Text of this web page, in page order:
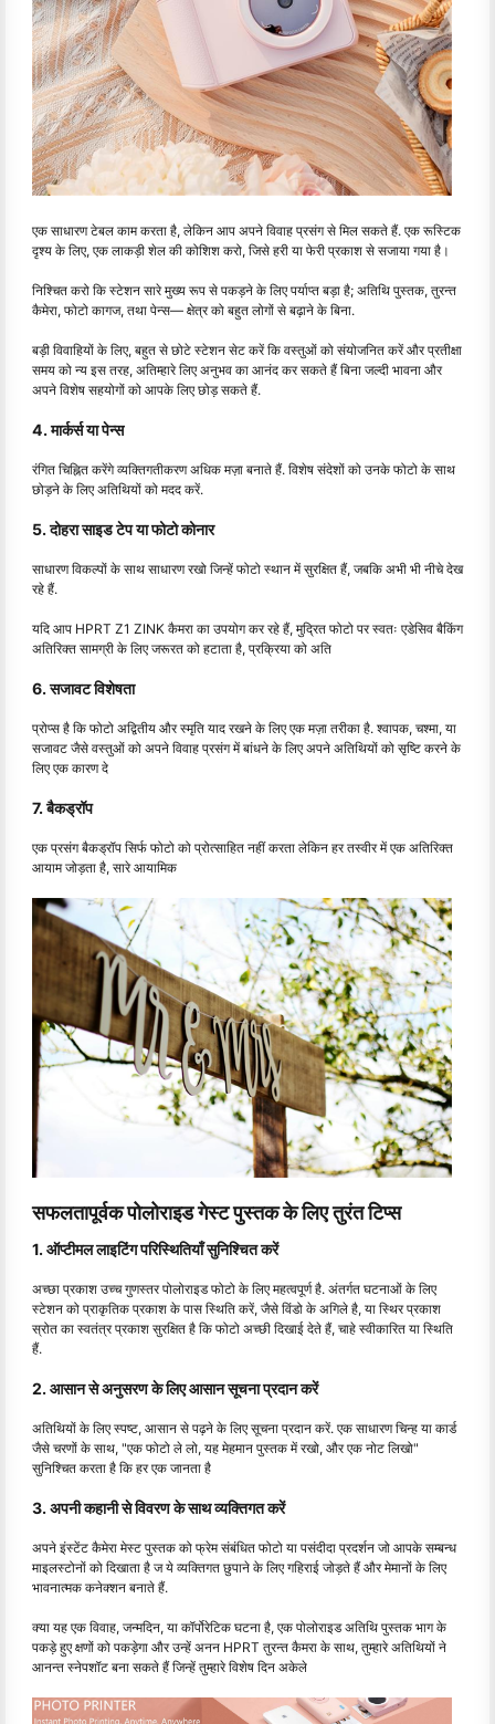
एक साधारण टेबल काम करता है, लेकिन आप अपने विवाह प्रसंग से मिल सकते हैं. एक रूस्टिक
दृश्य के लिए, एक लाकड़ी शेल की कोशिश करो, जिसे हरी या फेरी प्रकाश से सजाया गया है।
निश्चित करो कि स्टेशन सारे मुख्य रूप से पकड़ने के लिए पर्याप्त बड़ा है; अतिथि पुस्तक, तुरन्त
कैमेरा, फोटो कागज, तथा पेन्स— क्षेत्र को बहुत लोगों से बढ़ाने के बिना.
बड़ी विवाहियों के लिए, बहुत से छोटे स्टेशन सेट करें कि वस्तुओं को संयोजनित करें और प्रतीक्षा
समय को न्य इस तरह, अतिम्हारे लिए अनुभव का आनंद कर सकते हैं बिना जल्दी भावना और
अपने विशेष सहयोगों को आपके लिए छोड़ सकते हैं.
4. मार्कर्स या पेन्स
रंगित चिह्नित करेंगे व्यक्तिगतीकरण अधिक मज़ा बनाते हैं. विशेष संदेशों को उनके फोटो के साथ
छोड़ने के लिए अतिथियों को मदद करें.
5. दोहरा साइड टेप या फोटो कोनार
साधारण विकल्पों के साथ साधारण रखो जिन्हें फोटो स्थान में सुरक्षित हैं, जबकि अभी भी नीचे देख
रहे हैं.
यदि आप HPRT Z1 ZINK कैमरा का उपयोग कर रहे हैं, मुद्रित फोटो पर स्वतः एडेसिव बैकिंग
अतिरिक्त सामग्री के लिए जरूरत को हटाता है, प्रक्रिया को अति
6. सजावट विशेषता
प्रोप्स है कि फोटो अद्वितीय और स्मृति याद रखने के लिए एक मज़ा तरीका है. श्वापक, चश्मा, या
सजावट जैसे वस्तुओं को अपने विवाह प्रसंग में बांधने के लिए अपने अतिथियों को सृष्टि करने के
लिए एक कारण दे
7. बैकड्रॉप
एक प्रसंग बैकड्रॉप सिर्फ फोटो को प्रोत्साहित नहीं करता लेकिन हर तस्वीर में एक अतिरिक्त
आयाम जोड़ता है, सारे आयामिक
सफलतापूर्वक पोलोराइड गेस्ट पुस्तक के लिए तुरंत टिप्स
1. ऑप्टीमल लाइटिंग परिस्थितियाँ सुनिश्चित करें
अच्छा प्रकाश उच्च गुणस्तर पोलोराइड फोटो के लिए महत्वपूर्ण है. अंतर्गत घटनाओं के लिए
स्टेशन को प्राकृतिक प्रकाश के पास स्थिति करें, जैसे विंडो के अगिले है, या स्थिर प्रकाश
स्रोत का स्वतंत्र प्रकाश सुरक्षित है कि फोटो अच्छी दिखाई देते हैं, चाहे स्वीकारित या स्थिति
हैं.
2. आसान से अनुसरण के लिए आसान सूचना प्रदान करें
अतिथियों के लिए स्पष्ट, आसान से पढ़ने के लिए सूचना प्रदान करें. एक साधारण चिन्ह या कार्ड
जैसे चरणों के साथ, "एक फोटो ले लो, यह मेहमान पुस्तक में रखो, और एक नोट लिखो"
सुनिश्चित करता है कि हर एक जानता है
3. अपनी कहानी से विवरण के साथ व्यक्तिगत करें
अपने इंस्टेंट कैमेरा मेस्ट पुस्तक को फ्रेम संबंधित फोटो या पसंदीदा प्रदर्शन जो आपके सम्बन्ध
माइलस्टोनों को दिखाता है ज ये व्यक्तिगत छुपाने के लिए गहिराई जोड़ते हैं और मेमानों के लिए
भावनात्मक कनेक्शन बनाते हैं.
क्या यह एक विवाह, जन्मदिन, या कॉर्पोरेटिक घटना है, एक पोलोराइड अतिथि पुस्तक भाग के
पकड़े हुए क्षणों को पकड़ेगा और उन्हें अनन HPRT तुरन्त कैमरा के साथ, तुम्हारे अतिथियों ने
आनन्त स्नेपशॉट बना सकते हैं जिन्हें तुम्हारे विशेष दिन अकेले